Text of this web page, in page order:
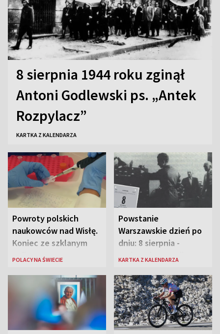
8 sierpnia 1944 roku zginął
Antoni Godlewski ps. „Antek
Rozpylacz”
KARTKA Z KALENDARZA
Powroty polskich
naukowców nad Wisłę.
Koniec ze szklanym
sufitem
POLACY NA ŚWIECIE
Powstanie
Warszawskie dzień po
dniu: 8 sierpnia -
rozbrzmiewa radio
„Antka Rozpylacza”
KARTKA Z KALENDARZA